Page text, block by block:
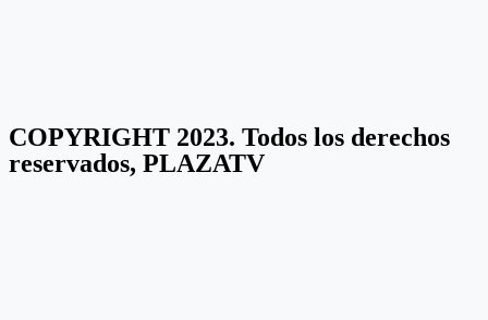
COPYRIGHT 2023. Todos los derechos
reservados, PLAZATV